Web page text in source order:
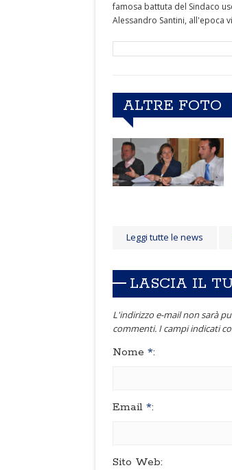
famosa battuta del Sindaco
Alessandro Santini, all'epoca
ALTRE FOTO
Leggi tutte le news
LASCIA IL
L'indirizzo e-mail non sarà
commenti. I campi indicati
Nome *:
Email *:
Sito Web: